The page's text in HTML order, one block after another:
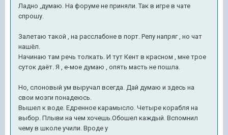
Ладно ,думаю. На форуме не приняли. Так в игре в чате
спрошу.
Залетаю такой , на расслабоне в порт. Репу напряг , но чат
нашёл.
Начинаю там речь толкать. И тут Кент в красном , мне трое
суток даёт. Я , е-мое думаю , опять масть не пошла.
Но, слоновый ум выручал всегда. Дай думаю и здесь на
свои мозги понадеюсь.
Вышел к воде. Едренное карамысло. Четыре корабля на
выбор. Плыви на чем хочешь.Обошел каждый. Вспомнил
чему в школе учили. Вроде у